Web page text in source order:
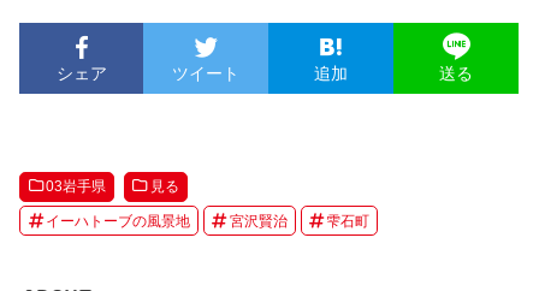
シェア ツイート 追加 送る
03岩手県 見る
イーハトーブの風景地 宮沢賢治 雫石町